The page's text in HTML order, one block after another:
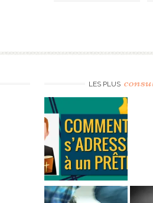
LES PLUS